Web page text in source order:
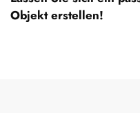
Objekt erstellen!